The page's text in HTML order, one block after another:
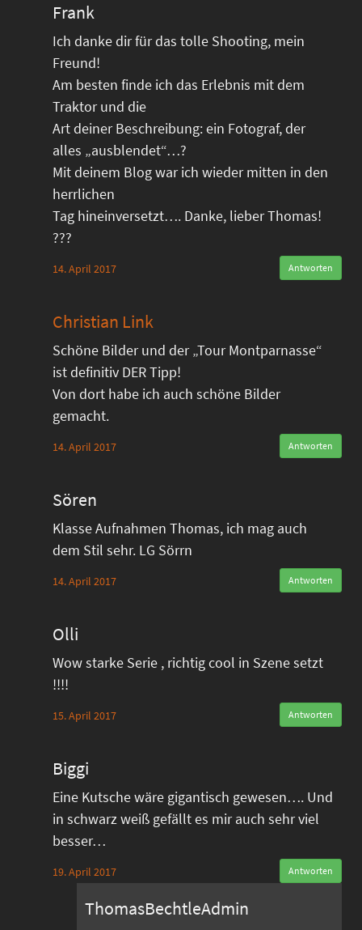
Frank
Ich danke dir für das tolle Shooting, mein
Freund!
Am besten finde ich das Erlebnis mit dem
Traktor und die
Art deiner Beschreibung: ein Fotograf, der
alles „ausblendet“…?
Mit deinem Blog war ich wieder mitten in den
herrlichen
Tag hineinversetzt…. Danke, lieber Thomas!
???
14. April 2017 Antworten
Christian Link
Schöne Bilder und der „Tour Montparnasse“
ist definitiv DER Tipp!
Von dort habe ich auch schöne Bilder
gemacht.
14. April 2017 Antworten
Sören
Klasse Aufnahmen Thomas, ich mag auch
dem Stil sehr. LG Sörrn
14. April 2017 Antworten
Olli
Wow starke Serie , richtig cool in Szene setzt
!!!!
15. April 2017 Antworten
Biggi
Eine Kutsche wäre gigantisch gewesen…. Und
in schwarz weiß gefällt es mir auch sehr viel
besser…
19. April 2017 Antworten
ThomasBechtleAdmin